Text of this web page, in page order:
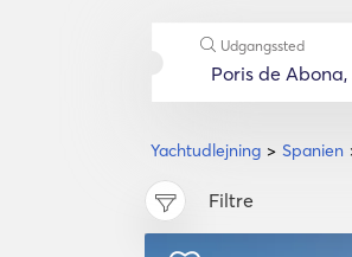
Yachtudlejning Spanien
Udgangssted
Filtre